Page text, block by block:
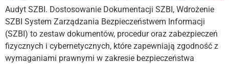
Audyt SZBI. Dostosowanie Dokumentacji SZBI, Wdrożenie
SZBI System Zarządzania Bezpieczeństwem Informacji
(SZBI) to zestaw dokumentów, procedur oraz zabezpieczeń
fizycznych i cybernetycznych, które zapewniają zgodność z
wymaganiami prawnymi w zakresie bezpieczeństwa